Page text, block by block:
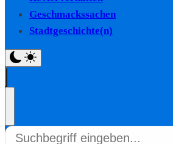
Geschmackssachen
Stadtgeschichte(n)